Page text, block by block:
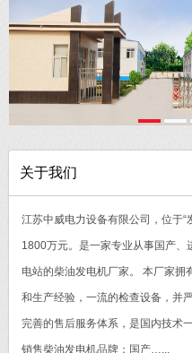
关于我们
江苏中威电力设备有限公司，位于
1800万元。是一家专业从事国产、
电站的柴油发电机厂家。 本厂家
和生产经验，一流的检查设备，并
完善的售后服务体系，是国内技术
销售柴油发电机品牌：国产…...